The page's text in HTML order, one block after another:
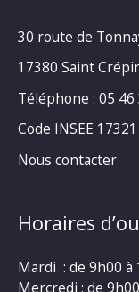
30 route de
17380 Saint
Téléphone : 05 46
Code INSEE 17321
Nous contacter
Horaires
Mardi : de 9h00 à
Mercredi : de